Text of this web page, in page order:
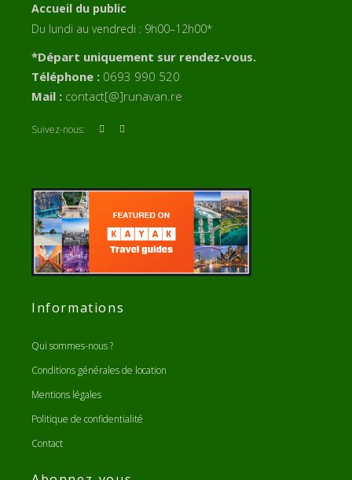
Accueil du public
Du lundi au vendredi : 9h00–12h00*
*Départ uniquement sur rendez-vous.
Téléphone : 0693 990 520
Mail : contact[@]runavan.re
Suivez-nous:
Informations
Qui sommes-nous ?
Conditions générales de location
Mentions légales
Politique de confidentialité
Contact